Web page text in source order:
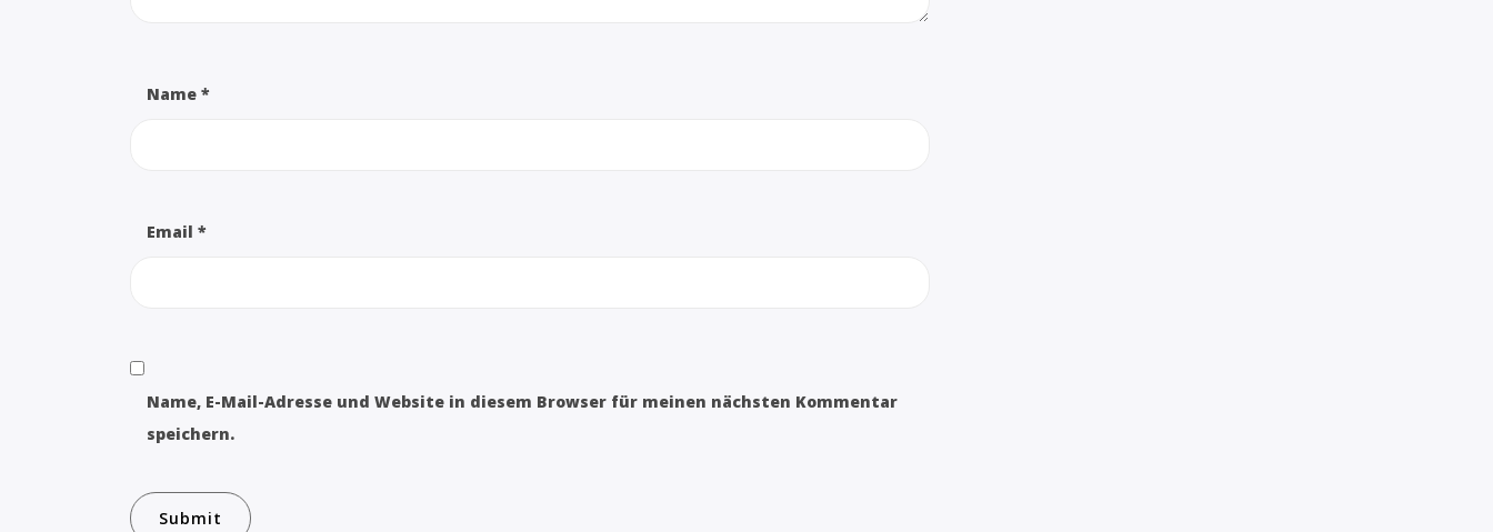
Name *
Email *
Name, E-Mail-Adresse und Website in diesem Browser für meinen nächsten Kommentar
speichern.